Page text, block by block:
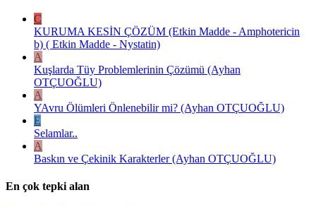
C
KURUMA KESİN ÇÖZÜM (Etkin Madde - Amphotericin
b) ( Etkin Madde - Nystatin)
A
Kuşlarda Tüy Problemlerinin Çözümü (Ayhan
OTÇUOĞLU)
A
YAvru Ölümleri Önlenebilir mi? (Ayhan OTÇUOĞLU)
E
Selamlar..
A
Baskın ve Çekinik Karakterler (Ayhan OTÇUOĞLU)
En çok tepki alan